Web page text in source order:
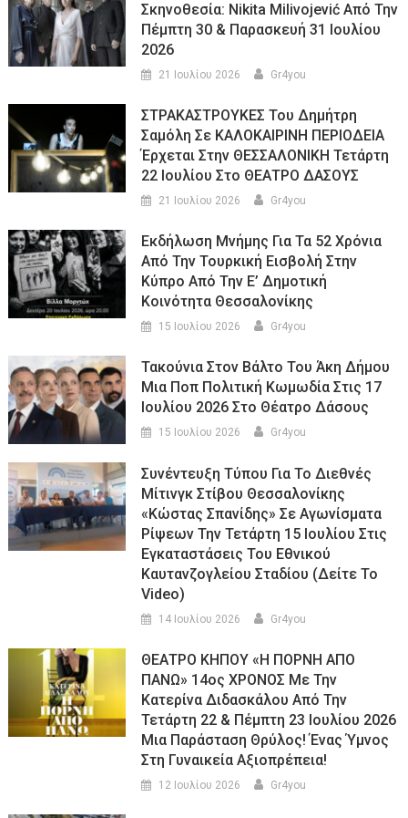
Σκηνοθεσία: Nikita Milivojević Από Την
Πέμπτη 30 & Παρασκευή 31 Ιουλίου
2026
21 Ιουλίου 2026 Gr4you
ΣΤΡΑΚΑΣΤΡΟΥΚΕΣ Του Δημήτρη
Σαμόλη Σε ΚΑΛΟΚΑΙΡΙΝΗ ΠΕΡΙΟΔΕΙΑ
Έρχεται Στην ΘΕΣΣΑΛΟΝΙΚΗ Τετάρτη
22 Ιουλίου Στο ΘΕΑΤΡΟ ΔΑΣΟΥΣ
21 Ιουλίου 2026 Gr4you
Εκδήλωση Μνήμης Για Τα 52 Χρόνια
Από Την Τουρκική Εισβολή Στην
Κύπρο Από Την Ε’ Δημοτική
Κοινότητα Θεσσαλονίκης
15 Ιουλίου 2026 Gr4you
Τακούνια Στον Βάλτο Του Άκη Δήμου
Μια Ποπ Πολιτική Κωμωδία Στις 17
Ιουλίου 2026 Στο Θέατρο Δάσους
15 Ιουλίου 2026 Gr4you
Συνέντευξη Τύπου Για Το Διεθνές
Μίτινγκ Στίβου Θεσσαλονίκης
«Κώστας Σπανίδης» Σε Αγωνίσματα
Ρίψεων Την Τετάρτη 15 Ιουλίου Στις
Εγκαταστάσεις Του Εθνικού
Καυτανζογλείου Σταδίου (Δείτε Το
Video)
14 Ιουλίου 2026 Gr4you
ΘΕΑΤΡΟ ΚΗΠΟΥ «Η ΠΟΡΝΗ ΑΠΟ
ΠΑΝΩ» 14ος ΧΡΟΝΟΣ Με Την
Κατερίνα Διδασκάλου Από Την
Τετάρτη 22 & Πέμπτη 23 Ιουλίου 2026
Μια Παράσταση Θρύλος! Ένας Ύμνος
Στη Γυναικεία Αξιοπρέπεια!
12 Ιουλίου 2026 Gr4you